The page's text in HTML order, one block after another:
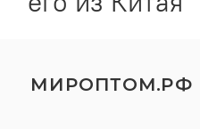
МИРОПТОМ.РФ